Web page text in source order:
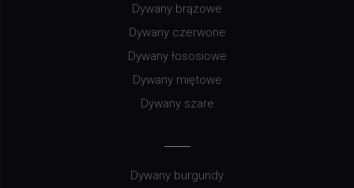
Dywany brązowe
Dywany czerwone
Dywany łososiowe
Dywany miętowe
Dywany szare
Dywany burgundy